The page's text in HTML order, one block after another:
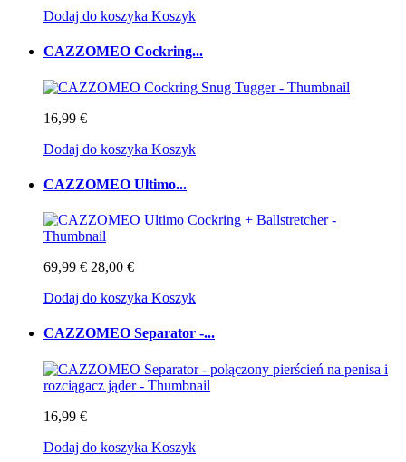
Dodaj do koszyka Koszyk
CAZZOMEO Cockring...
16,99 €
Dodaj do koszyka Koszyk
CAZZOMEO Ultimo...
69,99 € 28,00 €
Dodaj do koszyka Koszyk
CAZZOMEO Separator -...
16,99 €
Dodaj do koszyka Koszyk